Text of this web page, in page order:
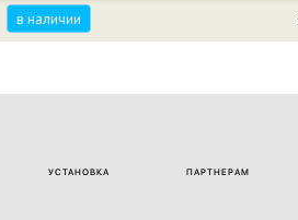
в наличии
УСТАНОВКА ПАРТНЕРАМ